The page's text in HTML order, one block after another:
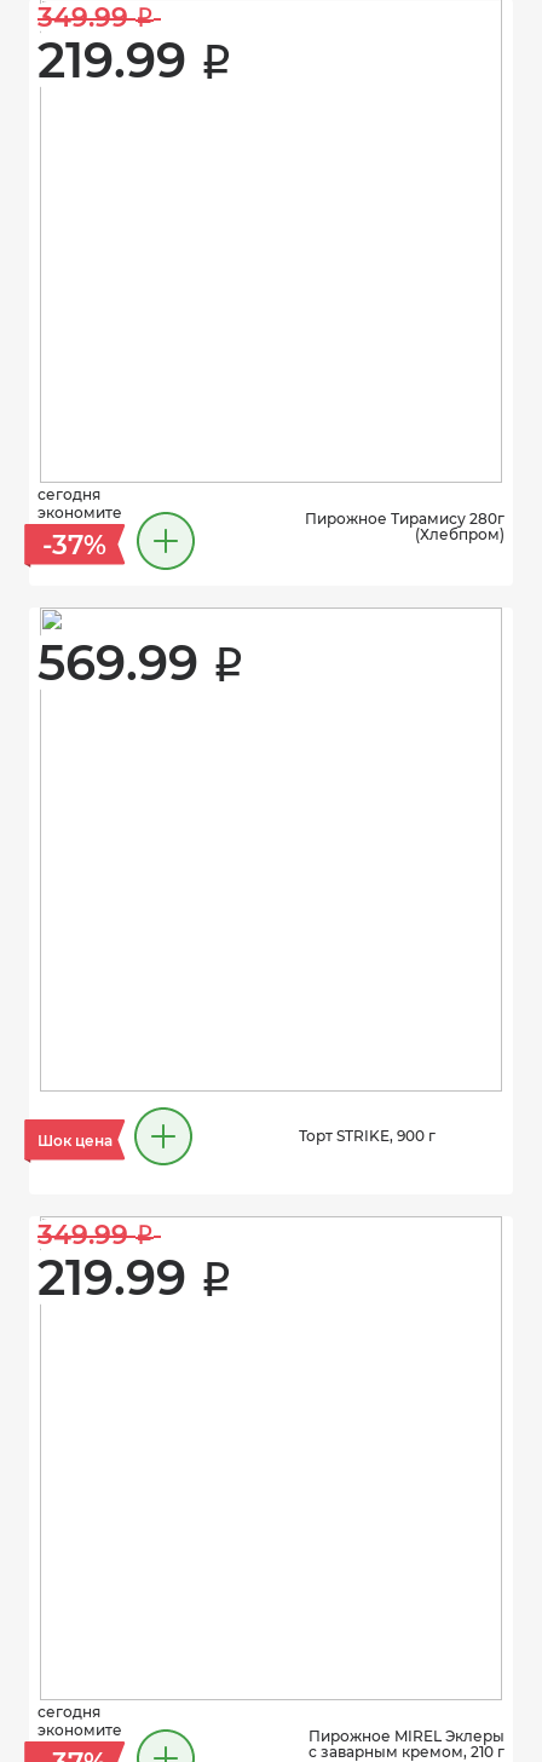
349.99 i
219.99 i
сегодня
экономите
-37%
Пирожное Тирамису 280г
(Хлебпром)
569.99 i
Шок цена Торт STRIKE, 900 г
349.99 i
219.99 i
сегодня
экономите
Пирожное MIREL Эклеры
с заварным кремом, 210 г